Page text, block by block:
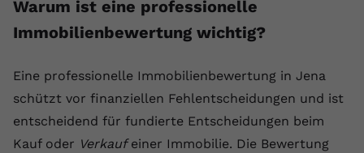
Warum ist eine professionelle
Immobilienbewertung wichtig?
Eine professionelle Immobilienbewertung in Jena
schützt vor finanziellen Fehlentscheidungen und ist
entscheidend für fundierte Entscheidungen beim
Kauf oder Verkaufeiner Immobilie. Die Bewertung
Laufzeit 1 Jahr
Zweck
Dieser Wert speichert Ihre Consent-
zufällig generierte ID, für die
historische Speicherung Ihrer
vorgenommen Einstellungen, falls der
Webseiten-Betreiber dies eingestellt
hat.
Zweck
wiederzuerkennen und statistische
Informationen zur Nutzung der
Name _gcl au
Anbieter Google Ads
Laufzeit 90 Tage
Zweck
Conversion-Tracking verwendet, um
Werbeklicks der Nutzung auf unserer
Cookie-Informationen anzeigen
Wir verwenden auf unserer Website externe Inhalte,
um Ihnen zusätzliche Informationen anzubieten.
Name vuid
Cookie-Informationen anzeigen